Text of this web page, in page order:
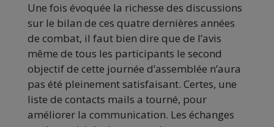
Une fois évoquée la richesse des discussions
sur le bilan de ces quatre dernières années
de combat, il faut bien dire que de l’avis
même de tous les participants le second
objectif de cette journée d’assemblée n’aura
pas été pleinement satisfaisant. Certes, une
liste de contacts mails a tourné, pour
améliorer la communication. Les échanges